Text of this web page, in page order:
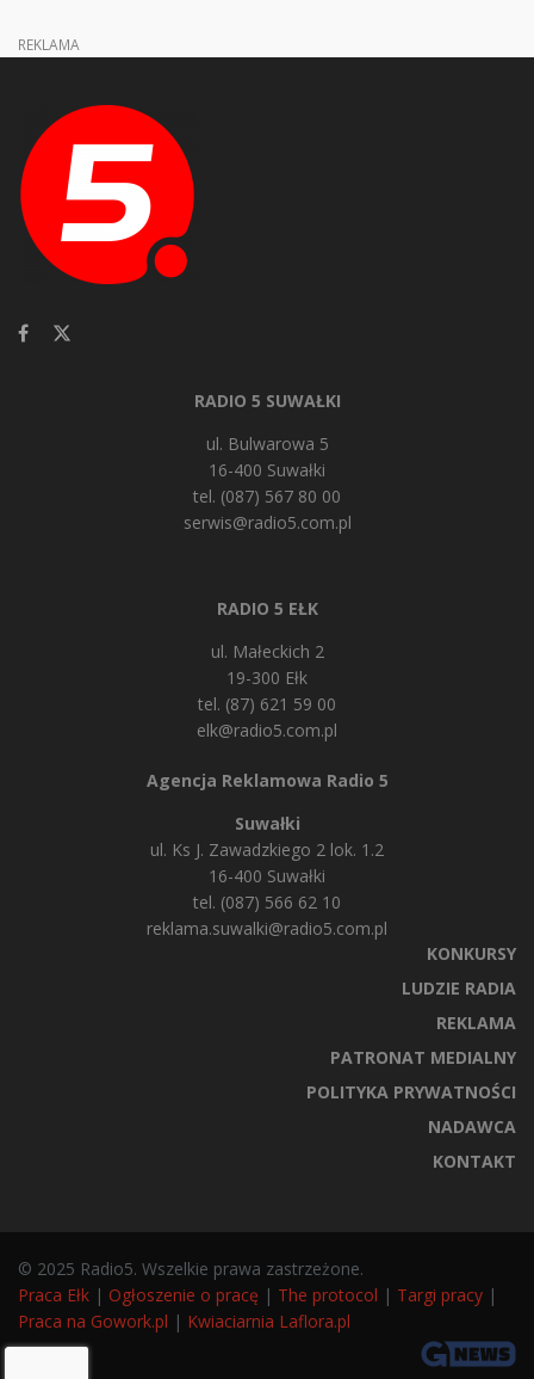
REKLAMA
RADIO 5 SUWAŁKI
ul. Bulwarowa 5
16-400 Suwałki
tel. (087) 567 80 00
serwis@radio5.com.pl
RADIO 5 EŁK
ul. Małeckich 2
19-300 Ełk
tel. (87) 621 59 00
elk@radio5.com.pl
Agencja Reklamowa Radio 5
Suwałki
ul. Ks J. Zawadzkiego 2 lok. 1.2
16-400 Suwałki
tel. (087) 566 62 10
reklama.suwalki@radio5.com.pl
KONKURSY
LUDZIE RADIA
REKLAMA
PATRONAT MEDIALNY
POLITYKA PRYWATNOŚCI
NADAWCA
KONTAKT
© 2025 Radio5. Wszelkie prawa zastrzeżone.
Praca Ełk | Ogłoszenie o pracę | The protocol | Targi pracy |
Praca na Gowork.pl | Kwiaciarnia Laflora.pl